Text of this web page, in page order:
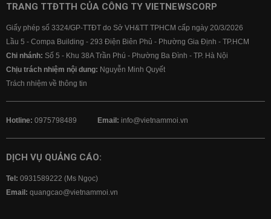
TRANG TTĐTTH CỦA CÔNG TY VIETNEWSCORP
Giấy phép số 3324/GP-TTĐT do Sở VH&TT TPHCM cấp ngày 20/3/2026
Lầu 5 - Compa Building - 293 Điện Biên Phủ - Phường Gia Định - TP.HCM
Chi nhánh: Số 5 - Khu 38A Trần Phú - Phường Ba Đình - TP. Hà Nội
Chịu trách nhiệm nội dung: Nguyễn Minh Quyết
Trách nhiệm về thông tin
Hotline: 0975798489 Email: info@vietnammoi.vn
DỊCH VỤ QUẢNG CÁO:
Tel: 0931589222 (Ms Ngọc)
Email: quangcao@vietnammoi.vn